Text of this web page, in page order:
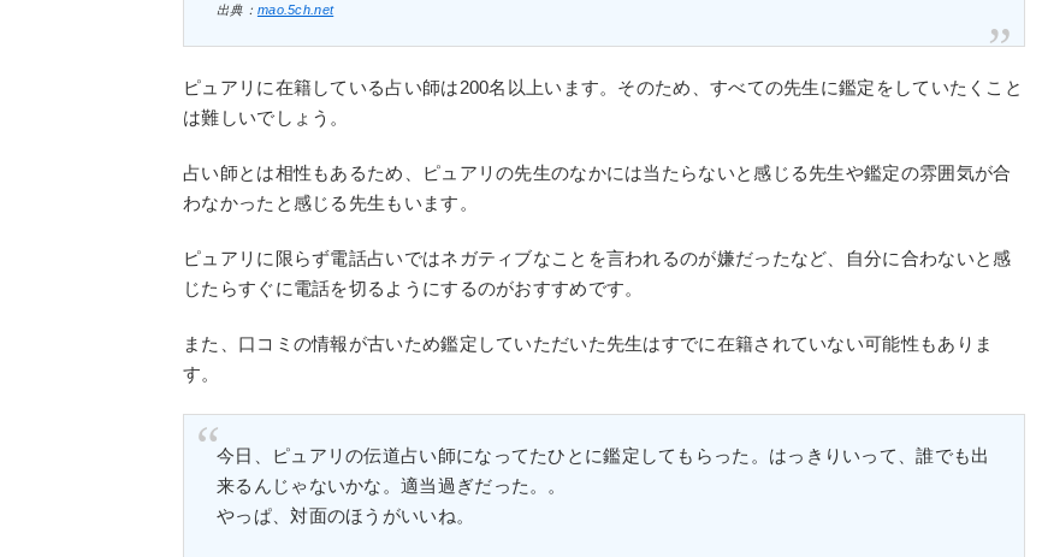
出典： mao.5ch.net
ピュアリに在籍している占い師は200名以上います。そのため、すべての先生に鑑定をしていたくこと
は難しいでしょう。
占い師とは相性もあるため、ピュアリの先生のなかには当たらないと感じる先生や鑑定の雰囲気が合
わなかったと感じる先生もいます。
ピュアリに限らず電話占いではネガティブなことを言われるのが嫌だったなど、自分に合わないと感
じたらすぐに電話を切るようにするのがおすすめです。
また、口コミの情報が古いため鑑定していただいた先生はすでに在籍されていない可能性もありま
す。
今日、ピュアリの伝道占い師になってたひとに鑑定してもらった。はっきりいって、誰でも出
来るんじゃないかな。適当過ぎだった。。
やっぱ、対面のほうがいいね。